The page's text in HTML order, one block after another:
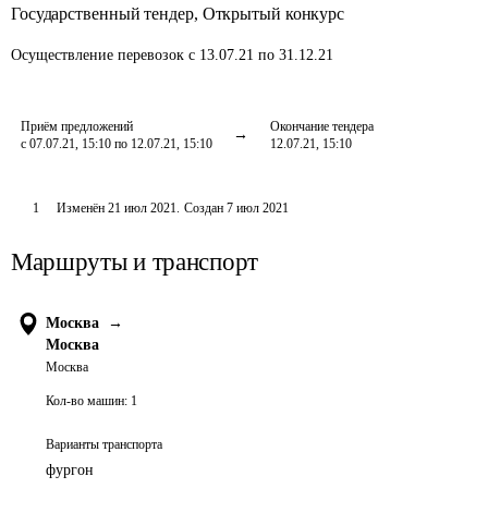
Государственный тендер, Открытый конкурс
Осуществление перевозок с 13.07.21 по 31.12.21
Приём предложений
с 07.07.21, 15:10 по 12.07.21, 15:10
Окончание тендера
12.07.21, 15:10
1 Изменён 21 июл 2021. Создан 7 июл 2021
Маршруты и транспорт
Москва
→
Москва
Москва
Кол-во машин: 1
Варианты транспорта
фургон